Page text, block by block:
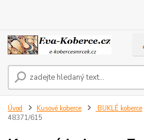
Úvod Kusové koberce BUKLÉ koberce
48371/615